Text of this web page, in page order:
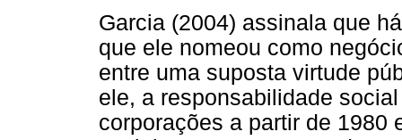
Garcia (2004) assinala que
que ele nomeou como
entre uma suposta virtude
ele, a responsabilidade
corporações a partir de 1980